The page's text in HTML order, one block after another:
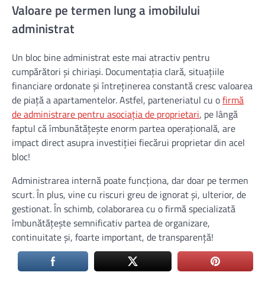
Valoare pe termen lung a imobilului
administrat
Un bloc bine administrat este mai atractiv pentru
cumpărători și chiriași. Documentația clară, situațiile
financiare ordonate și întreținerea constantă cresc valoarea
de piață a apartamentelor. Astfel, parteneriatul cu ofirmă
de administrare pentru asociația de proprietari, pe lângă
faptul că îmbunătățește enorm partea operațională, are
impact direct asupra investiției fiecărui proprietar din acel
bloc!
Administrarea internă poate funcționa, dar doar pe termen
scurt. În plus, vine cu riscuri greu de ignorat și, ulterior, de
gestionat. În schimb, colaborarea cu o firmă specializată
îmbunătățește semnificativ partea de organizare,
continuitate și, foarte important, de transparență!